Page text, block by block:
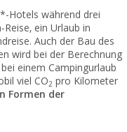
Hotels während drei
ein Urlaub in
Auch der Bau des
wird bei der Berechnung
einem Campingurlaub
viel CO2 pro Kilometer
Formen der